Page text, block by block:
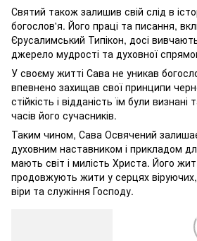
Святий також залишив свій слід в
богослов'я. Його праці та писання,
Єрусалимський Типікон, досі
джерело мудрості та духовної
У своєму житті Сава не уникав
впевнено захищав свої принципи
стійкість і відданість їм були
часів його сучасників.
Таким чином, Сава Освячений
духовним наставником і прикладом
мають світ і милість Христа. Його
продовжують жити у серцях
віри та служіння Господу.